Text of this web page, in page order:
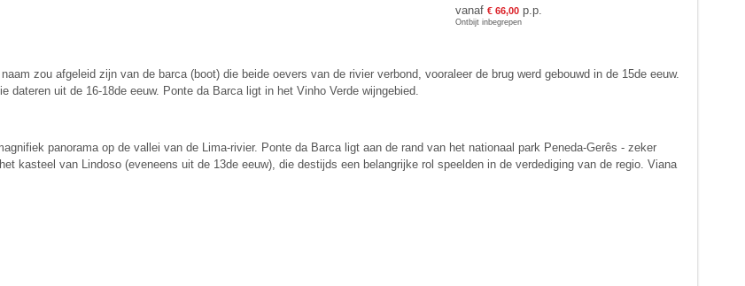
vanaf€ 66,00 p.p.
Ontbijt inbegrepen
zou afgeleid zijn van de barca (boot) die beide oevers van de rivier verbond, vooraleer de brug werd gebouwd in de 15de eeuw.
dateren uit de 16-18de eeuw. Ponte da Barca ligt in het Vinho Verde wijngebied.
panorama op de vallei van de Lima-rivier. Ponte da Barca ligt aan de rand van het nationaal park Peneda-Gerês - zeker
kasteel van Lindoso (eveneens uit de 13de eeuw), die destijds een belangrijke rol speelden in de verdediging van de regio. Viana